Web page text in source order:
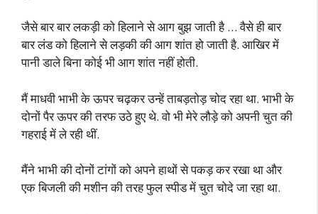
जैसे बार बार लकड़ी को हिलाने से आग बुझ जाती है … वैसे ही बार
बार लंड को हिलाने से लड़की की आग शांत हो जाती है. आखिर में
पानी डाले बिना कोई भी आग शांत नहीं होती.
मैं माधवी भाभी के ऊपर चढ़कर उन्हें ताबड़तोड़ चोद रहा था. भाभी के
दोनों पैर ऊपर की तरफ उठे हुए थे. वो भी मेरे लौड़े को अपनी चुत की
गहराई में ले रही थीं.
मैंने भाभी की दोनों टांगों को अपने हाथों से पकड़ कर रखा था और
एक बिजली की मशीन की तरह फुल स्पीड में चुत चोदे जा रहा था.